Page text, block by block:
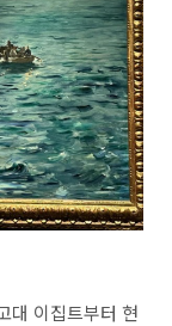
대 이집트부터 현